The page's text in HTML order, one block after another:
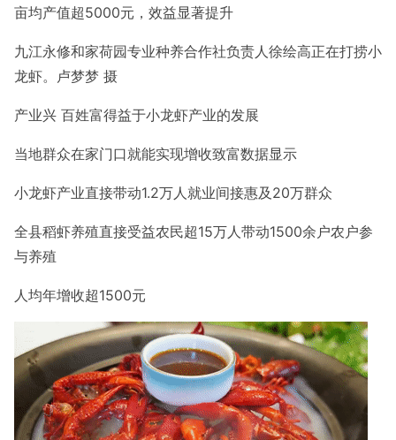
亩均产值超5000元，效益显著提升
九江永修和家荷园专业种养合作社负责人徐绘高正在打捞小
龙虾。卢梦梦 摄
产业兴 百姓富得益于小龙虾产业的发展
当地群众在家门口就能实现增收致富数据显示
小龙虾产业直接带动1.2万人就业间接惠及20万群众
全县稻虾养殖直接受益农民超15万人带动1500余户农户参
与养殖
人均年增收超1500元